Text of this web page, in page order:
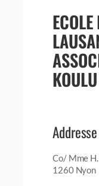
KOULU
Addresse
Co/ Mme H.
1260 Nyon